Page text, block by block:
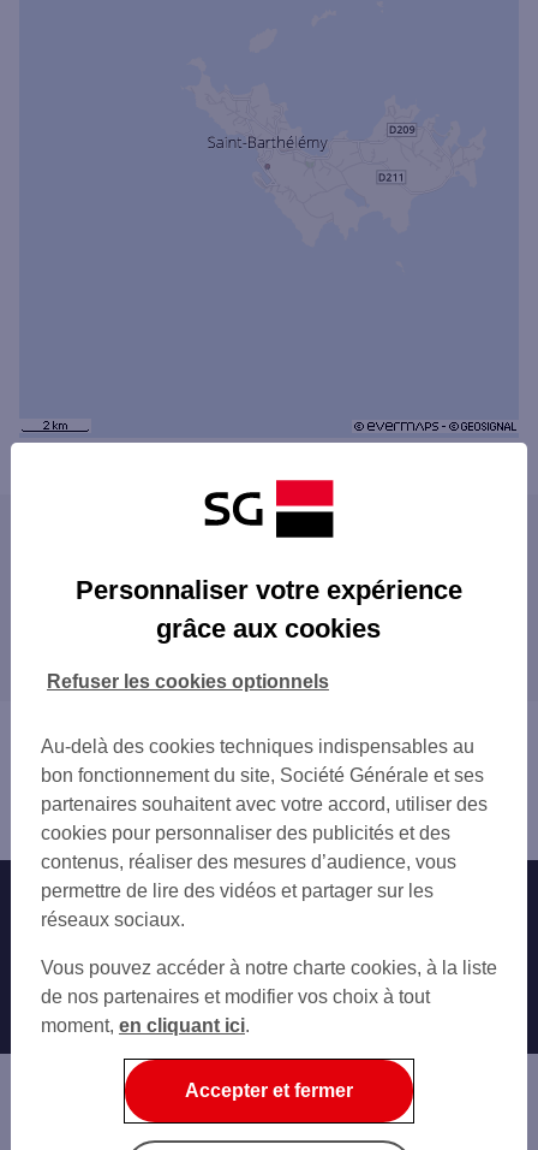
Les distributeurs/automates dans les villes
Les distributeurs/automates dans les
Distributeurs/automates
Saint-Barthélemy
Nos engagements Nous contacter
Autres sites SG
Professionnels
Entreprises
Associations
Banque privée
Personnaliser votre expérience
grâce aux cookies
Au-delà des cookies techniques indispensables au
bon fonctionnement du site, Société Générale et ses
partenaires souhaitent avec votre accord, utiliser des
cookies pour personnaliser des publicités et des
contenus, réaliser des mesures d’audience, vous
permettre de lire des vidéos et partager sur les
réseaux sociaux.
Vous pouvez accéder à notre charte cookies, à la liste
de nos partenaires et modifier vos choix à tout
moment, en cliquant ici.
Refuser les cookies optionnels
Accepter et fermer